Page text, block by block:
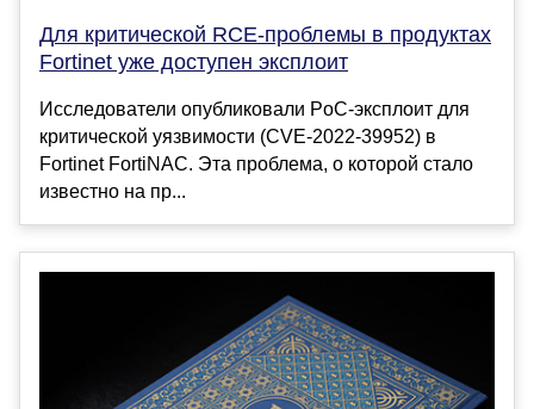
Для критической RCE-проблемы в продуктах
Fortinet уже доступен эксплоит
Исследователи опубликовали PoC-эксплоит для
критической уязвимости (CVE-2022-39952) в
Fortinet FortiNAC. Эта проблема, о которой стало
известно на пр...